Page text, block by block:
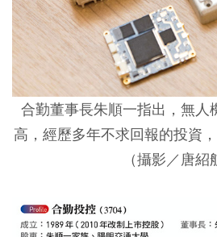
合勤董事長朱順一指出，無人
高，經歷多年不求回報的投資
（攝影／唐紹